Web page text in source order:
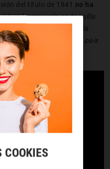
del título de 1941 no ha
además, su vuelo en taquilla
cintas
de la
de laselva
Alicia en el país
por Burton.
COOKIES